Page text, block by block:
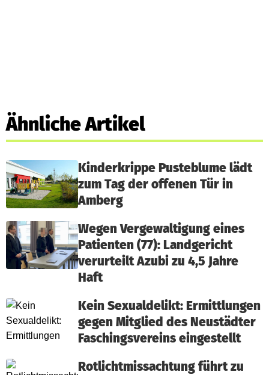
Ähnliche Artikel
Kinderkrippe Pusteblume lädt
zum Tag der offenen Tür in
Amberg
Wegen Vergewaltigung eines
Patienten (77): Landgericht
verurteilt Azubi zu 4,5 Jahre
Haft
Kein Sexualdelikt: Ermittlungen
gegen Mitglied des Neustädter
Faschingsvereins eingestellt
Rotlichtmissachtung führt zu